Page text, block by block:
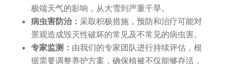
极端天气的影响，从大雪到严重干旱。
病虫害防治： 采取积极措施，预防和治疗可能对
景观造成毁灭性破坏的常见及不常见的病虫害。
专家监测： 由我们的专家团队进行持续评估，根
据需要调整养护方案，确保植被不仅能够存活，